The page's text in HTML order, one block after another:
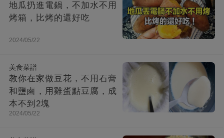
地瓜扔進電鍋，不加水不用
烤箱，比烤的還好吃
2024/05/22
美食菜譜
教你在家做豆花，不用石膏
和鹽鹵，用雞蛋點豆腐，成
本不到2塊
2024/05/22